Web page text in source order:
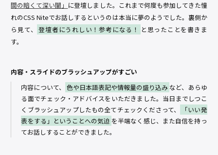
間の暗くて深い闇」 に登壇しました。これまで何度も参加してきた憧
れのCSS Niteでお話しするというのは本当に夢のようでした。裏側か
ら見て、
登壇者にうれしい！参考になる！
と思ったことを書きま
す。
内容・スライドのブラッシュアップがすごい
内容について、
色や日本語表記や情報量の盛り込み など、あらゆ
る面でチェック・アドバイスをいただきました。当日までしつこ
くブラッシュアップしたもの全てチェックくださって、
「いい発
表をする」ということへの気迫 を半端なく感じ、また自信を持っ
てお話しすることができました。